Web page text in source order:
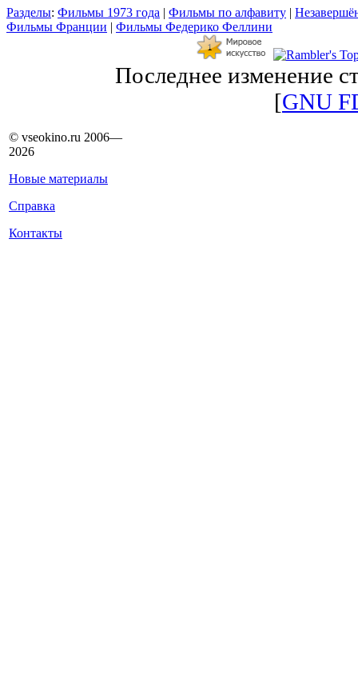
Разделы: Фильмы 1973 года | Фильмы по алфавиту |
Фильмы Франции | Фильмы Федерико Феллини
Последнее изменение
[GNU
© vseokino.ru 2006—
2026
Новые материалы
Справка
Контакты